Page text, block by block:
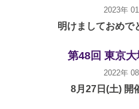
2023年
明けましておめで
第48回 東京
2022年
8月27日(土) 開